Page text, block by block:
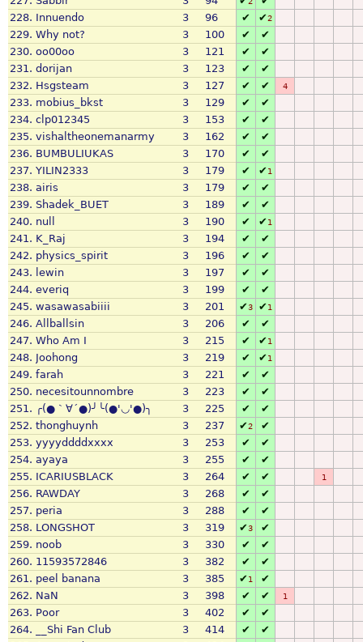
228. Innuendo 3 96 ✔ ✔2
229. Why not? 3 100 ✔
✔
230. oo00oo 3 121 ✔
✔
231. dorijan 3 123 ✔
✔
232. Hsgsteam 3 127 ✔ ✔ 4
233. mobius_bkst 3 129 ✔
✔
234. clp012345 3 153 ✔
✔
235. vishaltheonemanarmy 3 162 ✔
✔
236. BUMBULIUKAS 3 170 ✔
✔
237. YILIN2333 3 179 ✔ ✔1
238. airis 3 179 ✔
✔
239. Shadek_BUET 3 189 ✔
✔
240. null 3 190 ✔ ✔1
241. K_Raj 3 194 ✔
✔
242. physics_spirit 3 196 ✔
✔
243. lewin 3 197 ✔
✔
244. everiq 3 199 ✔
✔
245. wasawasabiiii 3 201 ✔3 ✔1
246. Allballsin 3 206 ✔
✔
247. Who Am I 3 215 ✔ ✔1
248. Joohong 3 219 ✔ ✔1
249. farah 3 221 ✔
✔
250. necesitounnombre 3 223 ✔
✔
251. ╭(●｀∀´●)╯╰(●'◡'●)╮ 3 225 ✔
✔
252. thonghuynh 3 237 ✔2
✔
253. yyyyddddxxxx 3 253 ✔
✔
254. ayaya 3 255 ✔
✔
255. ICARIUSBLACK 3 264 ✔ ✔ 1
256. RAWDAY 3 268 ✔
✔
257. peria 3 288 ✔
✔
258. LONGSHOT 3 319 ✔3
✔
259. noob 3 330 ✔
✔
260. 11593572846 3 382 ✔
✔
261. peel banana 3 385 ✔1
✔
262. NaN 3 398 ✔ ✔ 1
263. Poor 3 402 ✔
✔
264.
__Shi Fan Club 3 414 ✔
✔